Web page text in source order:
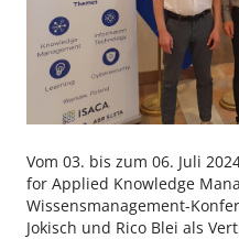
Vom 03. bis zum 06. Juli
for Applied Knowledge
Wissensmanagement-
Jokisch und Rico Blei als